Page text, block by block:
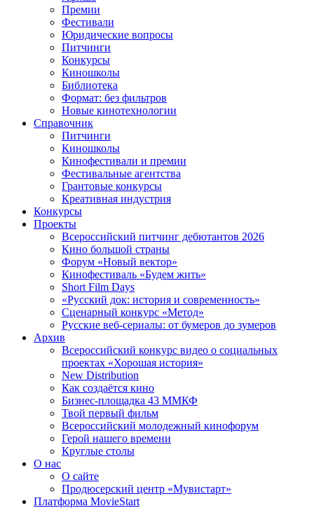
Премии
Фестивали
Юридические вопросы
Питчинги
Конкурсы
Киношколы
Библиотека
Формат: без фильтров
Новые кинотехнологии
Справочник
Питчинги
Киношколы
Кинофестивали и премии
Фестивальные агентства
Грантовые конкурсы
Креативная индустрия
Конкурсы
Проекты
Всероссийский питчинг дебютантов 2026
Кино большой страны
Форум «Новый вектор»
Кинофестиваль «Будем жить»
Short Film Days
«Русский док: история и современность»
Сценарный конкурс «Метод»
Русские веб-сериалы: от бумеров до зумеров
Архив
Всероссийский конкурс видео о социальных
проектах «Хорошая история»
New Distribution
Как создаётся кино
Бизнес-площадка 43 ММКФ
Твой первый фильм
Всероссийский молодежный кинофорум
Герой нашего времени
Круглые столы
О нас
О сайте
Продюсерский центр «Мувистарт»
Платформа MovieStart